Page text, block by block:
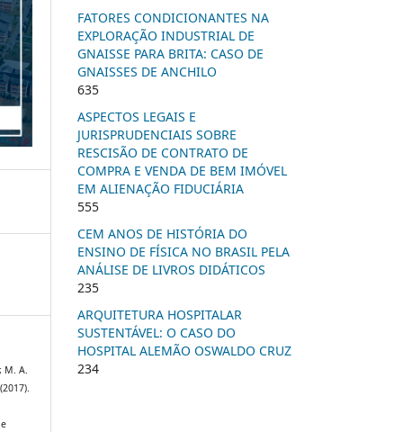
M. A.
FATORES CONDICIONANTES NA
EXPLORAÇÃO INDUSTRIAL DE
GNAISSE PARA BRITA: CASO DE
GNAISSES DE ANCHILO
635
ASPECTOS LEGAIS E
JURISPRUDENCIAIS SOBRE
RESCISÃO DE CONTRATO DE
COMPRA E VENDA DE BEM IMÓVEL
EM ALIENAÇÃO FIDUCIÁRIA
555
CEM ANOS DE HISTÓRIA DO
ENSINO DE FÍSICA NO BRASIL PELA
ANÁLISE DE LIVROS DIDÁTICOS
235
ARQUITETURA HOSPITALAR
SUSTENTÁVEL: O CASO DO
HOSPITAL ALEMÃO OSWALDO CRUZ
234